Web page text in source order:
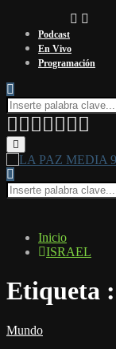
Podcast
En Vivo
Programación
Search
for:Facebook
Twitter
Instagram
Youtube
Email
Twitch
Primary
Menu
Search
for:
Inicio
ISRAEL
Etiqueta
Mundo